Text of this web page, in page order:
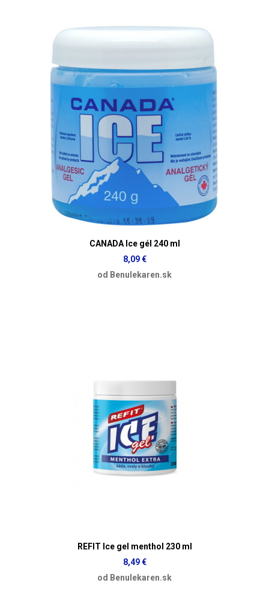
CANADA Ice gél 240 ml
8,09 €
od Benulekaren.sk
REFIT Ice gel menthol 230 ml
8,49 €
od Benulekaren.sk